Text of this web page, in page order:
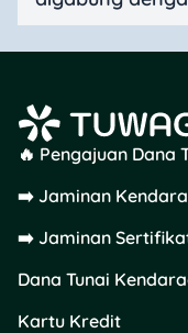
🔥 Pengajuan Dana
➡️ Jaminan
➡️ Jaminan
Dana Tunai
Kartu Kredit